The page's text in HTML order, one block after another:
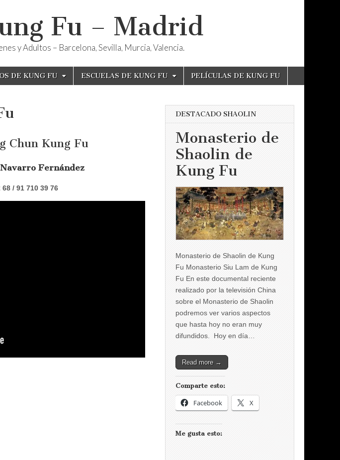
Fu – Madrid
y Adultos – Barcelona, Sevilla, Murcia, Valencia.
DE KUNG FU ESCUELAS DE KUNG FU PELÍCULAS DE KUNG FU
Chun Kung Fu
Fernández
/ 91 710 39 76
DESTACADO SHAOLIN
Monasterio de
Shaolin de
Kung Fu
Monasterio de Shaolin de Kung
Fu Monasterio Siu Lam de Kung
Fu En este documental reciente
realizado por la televisión China
sobre el Monasterio de Shaolin
podremos ver varios aspectos
que hasta hoy no eran muy
difundidos. Hoy en día…
Read more →
Comparte esto:
Facebook X
Me gusta esto: